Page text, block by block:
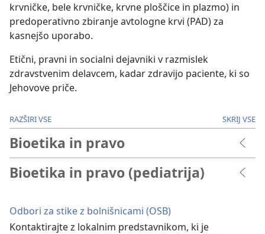
krvničke, bele krvničke, krvne ploščice in plazmo) in
predoperativno zbiranje avtologne krvi (PAD) za
kasnejšo uporabo.
Etični, pravni in socialni dejavniki v razmislek
zdravstvenim delavcem, kadar zdravijo paciente, ki so
Jehovove priče.
RAZŠIRI VSE SKRIJ VSE
Bioetika in pravo
Bioetika in pravo (pediatrija)
Odbori za stike z bolnišnicami (OSB)
Kontaktirajte z lokalnim predstavnikom, ki je